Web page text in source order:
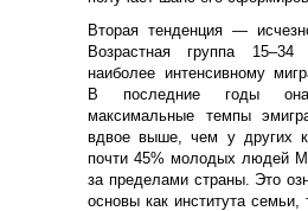
Вторая тенденция —
Возрастная группа 15–34
наиболее интенсивному
В последние годы она
максимальные темпы
вдвое выше, чем у других
почти 45% молодых людей
за пределами страны. Это
основы как института семьи,